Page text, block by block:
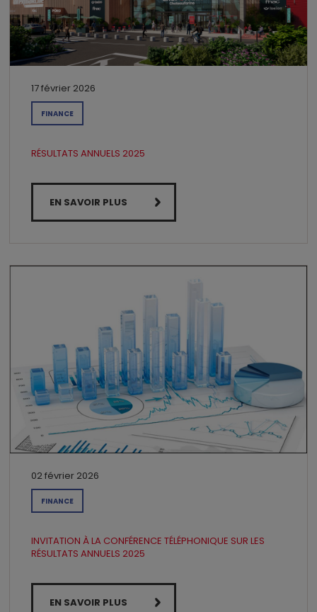
17 février 2026
FINANCE
RÉSULTATS ANNUELS 2025
EN SAVOIR PLUS
02 février 2026
FINANCE
INVITATION À LA CONFÉRENCE TÉLÉPHONIQUE SUR LES
RÉSULTATS ANNUELS 2025
EN SAVOIR PLUS